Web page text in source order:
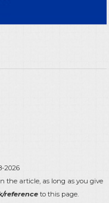
2026
the article, as long as you give
reference to this page.